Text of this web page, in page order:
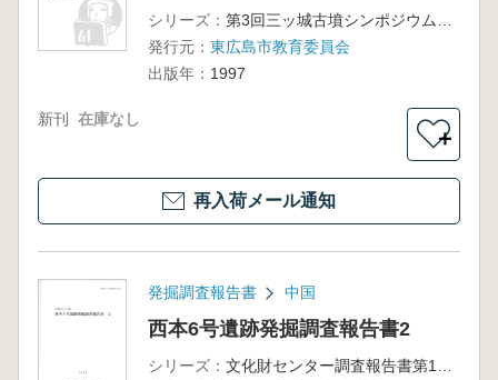
シリーズ：
発行元： 東広島市教育委員会
出版年： 1997
新刊 在庫なし
＋
再入荷メール通知
発掘調査報告書 中国
西本6号遺跡発掘調査報告書2
シリーズ：